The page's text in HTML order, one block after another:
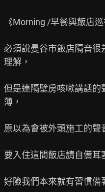
《Morning /早餐與飯店巡
必須說曼谷市飯店隔音很
理解，
但是連隔壁房咳嗽講話的
薄，
原以為會被外頭施工的聲
要入住這間飯店請自備耳
好險我們本來就有習慣備